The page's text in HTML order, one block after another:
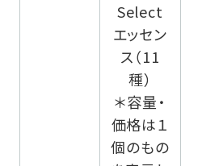
Select
エッセン
ス（11
種）
＊容量・
価格は１
個のもの